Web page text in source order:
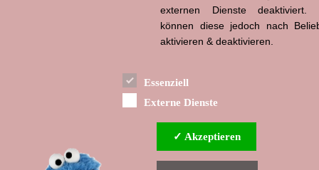
Powered by
externen Dienste deaktiviert.
können diese jedoch nach
aktivieren & deaktivieren.
Essenziell
Externe Dienste
✓ Akzeptieren